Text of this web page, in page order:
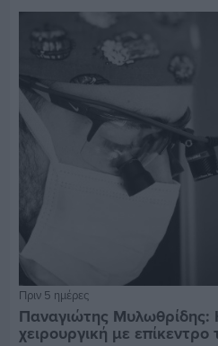
Πριν 5 ημέρες
Παναγιώτης Μυλωθρίδης:
χειρουργική με